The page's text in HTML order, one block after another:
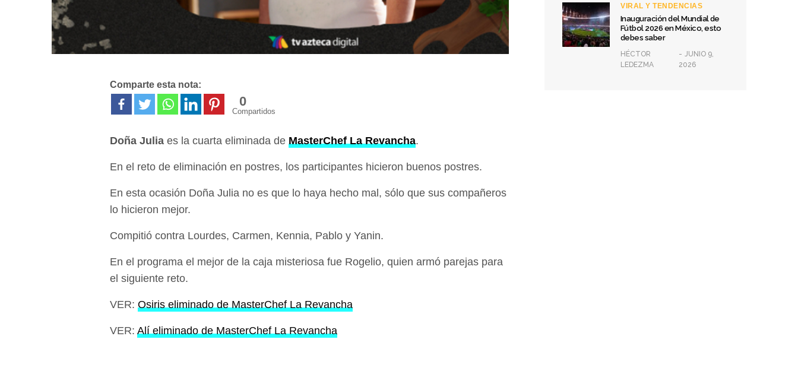
Comparte esta nota:
0
Compartidos
Doña Julia es la cuarta eliminada de MasterChef La Revancha.
En el reto de eliminación en postres, los participantes hicieron buenos postres.
En esta ocasión Doña Julia no es que lo haya hecho mal, sólo que sus compañeros
lo hicieron mejor.
Compitió contra Lourdes, Carmen, Kennia, Pablo y Yanin.
En el programa el mejor de la caja misteriosa fue Rogelio, quien armó parejas para
el siguiente reto.
VER: Osiris eliminado de MasterChef La Revancha
VER: Alí eliminado de MasterChef La Revancha
VIRAL Y TENDENCIAS
Inauguración del Mundial de
Fútbol 2026 en México, esto
debes saber
HÉCTOR
LEDEZMA
JUNIO 9,
2026